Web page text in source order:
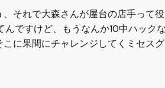
それで大森さんが屋台の店手って
ですけど、もうなんか10中ハック
に果間にチャレンジしてくミセス